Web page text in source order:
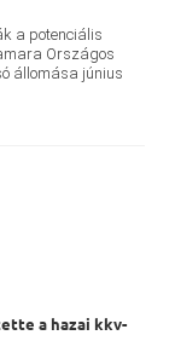
a potenciális
Országos
állomása június
a hazai kkv-